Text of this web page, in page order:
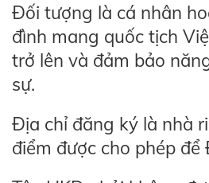
Đối tượng là cá nhân
đình mang quốc tịch
trở lên và đảm bảo
sự.
Địa chỉ đăng ký là nhà
điểm được cho phép để